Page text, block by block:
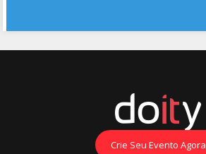
Crie Seu Evento Agora